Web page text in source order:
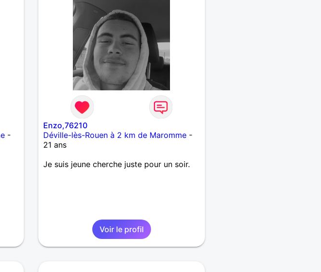
-
Enzo,76210
Déville-lès-Rouen à 2 km de Maromme-
21 ans
Je suis jeune cherche juste pour un soir.
Voir le profil